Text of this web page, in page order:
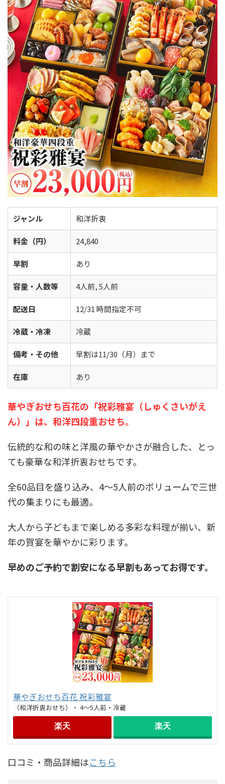
ジャンル 和洋折衷
料金（円） 24,840
早割 あり
容量・人数等 4人前, 5人前
配送日 12/31 時間指定不可
冷蔵・冷凍 冷蔵
備考・その他 早割は11/30（月）まで
在庫 あり
華やぎおせち百花の「祝彩雅宴（しゅくさいがえ
ん）」は、和洋四段重おせち。
伝統的な和の味と洋風の華やかさが融合した、とっ
ても豪華な和洋折衷おせちです。
全60品目を盛り込み、4～5人前のボリュームで三世
代の集まりにも最適。
大人から子どもまで楽しめる多彩な料理が揃い、新
年の賀宴を華やかに彩ります。
早めのご予約で割安になる早割もあってお得です。
華やぎおせち百花 祝彩雅宴
（和洋折衷おせち）・ 4～5人前・冷蔵
楽天 楽天
口コミ・商品詳細はこちら